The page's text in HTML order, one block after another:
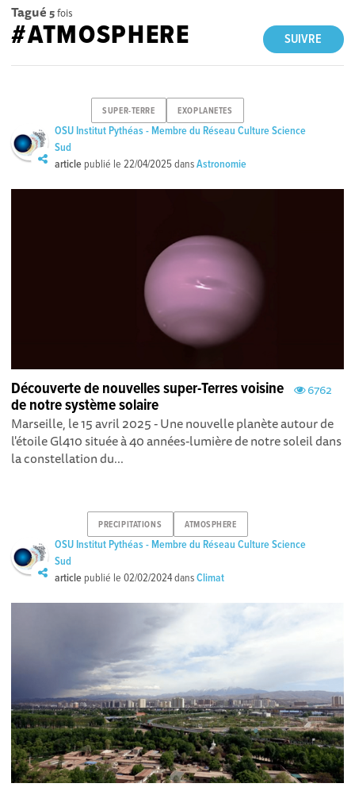
Tagué 5fois
SUIVRE
#ATMOSPHERE
SUPER-TERRE EXOPLANETES
OSU Institut Pythéas - Membre du Réseau Culture Science
Sud
article publié le22/04/2025dansAstronomie
6762
Découverte de nouvelles super-Terres voisine
de notre système solaire
Marseille, le 15 avril 2025 - Une nouvelle planète autour de
l'étoile Gl410 située à 40 années-lumière de notre soleil dans
la constellation du...
PRECIPITATIONS ATMOSPHERE
OSU Institut Pythéas - Membre du Réseau Culture Science
Sud
article publié le02/02/2024dansClimat